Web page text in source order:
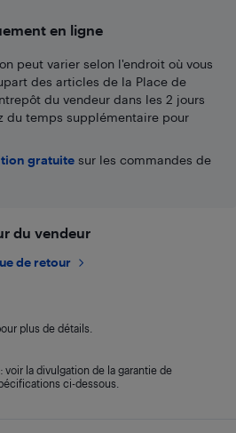
en ligne
peut varier selon l'endroit où vous
des articles de la Place de
du vendeur dans les 2 jours
du temps supplémentaire pour
gratuite sur les commandes de
du vendeur
de retour
plus de détails.
la divulgation de la garantie de
ci-dessous.